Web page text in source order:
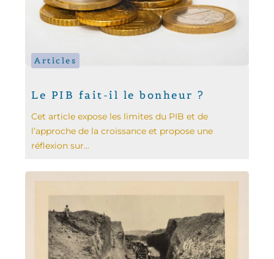
Articles
Le PIB fait-il le bonheur ?
Cet article expose les limites du PIB et de
l’approche de la croissance et propose une
réflexion sur...